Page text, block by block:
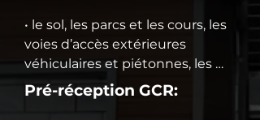
• le sol, les parcs et les cours, les
voies d’accès extérieures
véhiculaires et piétonnes, les
stationnements,
• les passages, les corridors
Pré-réception GCR: